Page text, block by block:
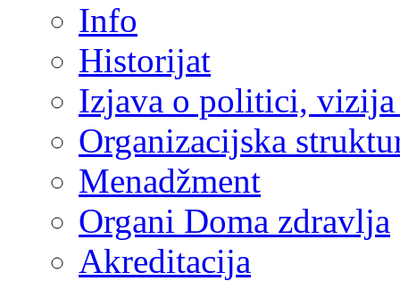
Info
Historijat
Izjava o politici,
Organizacijska
Menadžment
Organi Doma zdravlja
Akreditacija